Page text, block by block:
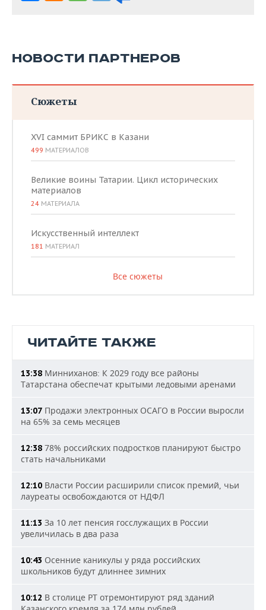
НОВОСТИ ПАРТНЕРОВ
Сюжеты
XVI саммит БРИКС в Казани
499 МАТЕРИАЛОВ
Великие воины Татарии. Цикл исторических
материалов
24 МАТЕРИАЛА
Искусственный интеллект
181 МАТЕРИАЛ
Все сюжеты
ЧИТАЙТЕ ТАКЖЕ
13:38 Минниханов: К 2029 году все районы
Татарстана обеспечат крытыми ледовыми аренами
13:07 Продажи электронных ОСАГО в России выросли
на 65% за семь месяцев
12:38 78% российских подростков планируют быстро
стать начальниками
12:10 Власти России расширили список премий, чьи
лауреаты освобождаются от НДФЛ
11:13 За 10 лет пенсия госслужащих в России
увеличилась в два раза
10:43 Осенние каникулы у ряда российских
школьников будут длиннее зимних
10:12 В столице РТ отремонтируют ряд зданий